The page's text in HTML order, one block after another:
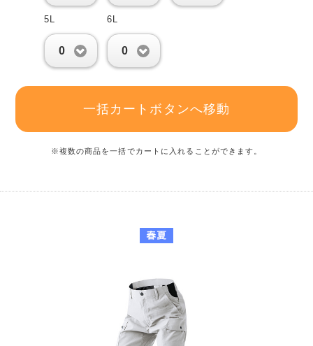
5L
0
6L
0
一括カートボタンへ移動
※複数の商品を一括でカートに入れることができます。